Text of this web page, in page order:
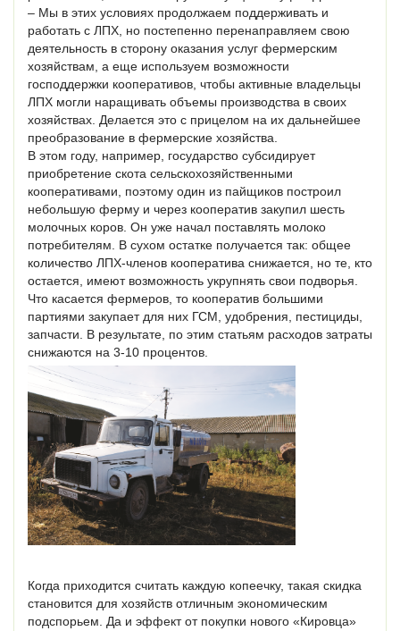
– Мы в этих условиях продолжаем поддерживать и
работать с ЛПХ, но постепенно перенаправляем свою
деятельность в сторону оказания услуг фермерским
хозяйствам, а еще используем возможности
господдержки кооперативов, чтобы активные владельцы
ЛПХ могли наращивать объемы производства в своих
хозяйствах. Делается это с прицелом на их дальнейшее
преобразование в фермерские хозяйства.
В этом году, например, государство субсидирует
приобретение скота сельскохозяйственными
кооперативами, поэтому один из пайщиков построил
небольшую ферму и через кооператив закупил шесть
молочных коров. Он уже начал поставлять молоко
потребителям. В сухом остатке получается так: общее
количество ЛПХ-членов кооператива снижается, но те, кто
остается, имеют возможность укрупнять свои подворья.
Что касается фермеров, то кооператив большими
партиями закупает для них ГСМ, удобрения, пестициды,
запчасти. В результате, по этим статьям расходов затраты
снижаются на 3-10 процентов.
Когда приходится считать каждую копеечку, такая скидка
становится для хозяйств отличным экономическим
подспорьем. Да и эффект от покупки нового «Кировца»